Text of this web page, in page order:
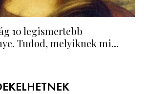
10 legismertebb
Tudod, melyiknek mi...